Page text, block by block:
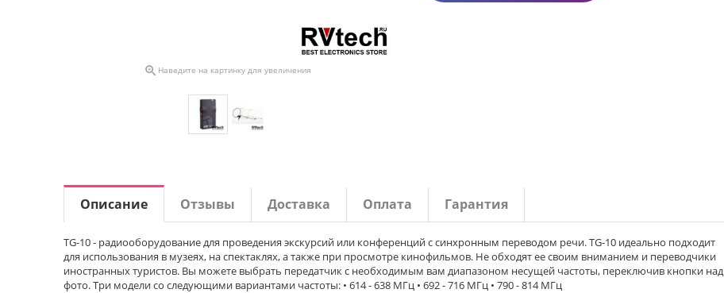
 Наведите на картинку для увеличения
Описание Отзывы Доставка Оплата Гарантия
TG-10 - радиооборудование для проведения экскурсий или конференций с синхронным переводом речи. TG-10 идеально подходит
для использования в музеях, на спектаклях, а также при просмотре кинофильмов. Не обходят ее своим вниманием и переводчики
иностранных туристов. Вы можете выбрать передатчик с необходимым вам диапазоном несущей частоты, переключив кнопки над
фото. Три модели со следующими вариантами частоты: • 614 - 638 МГц • 692 - 716 МГц • 790 - 814 МГц